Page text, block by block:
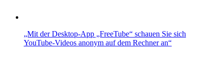
„Mit der Desktop-App „FreeTube“ schauen Sie sich
YouTube-Videos anonym auf dem Rechner an“